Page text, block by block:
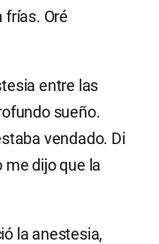
frías. Oré
entre las
sueño.
vendado. Di
me dijo que la
la anestesia,